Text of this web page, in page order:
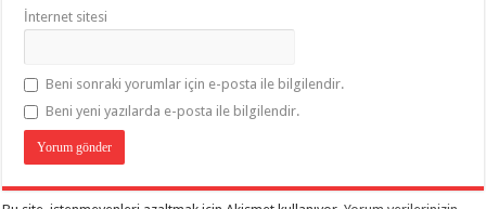
İnternet sitesi
Beni sonraki yorumlar için e-posta ile bilgilendir.
Beni yeni yazılarda e-posta ile bilgilendir.